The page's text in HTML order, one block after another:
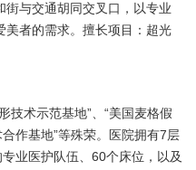
与交通胡同交叉口，以专业
美者的需求。擅长项目：超光
技术示范基地”、“美国麦格假
作基地”等殊荣。医院拥有7层
业医护队伍、60个床位，以及